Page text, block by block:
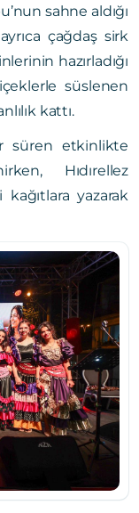
sahne aldığı
çağdaş sirk
hazırladığı
süslenen
kattı.
süren etkinlikte
Hıdırellez
yazarak